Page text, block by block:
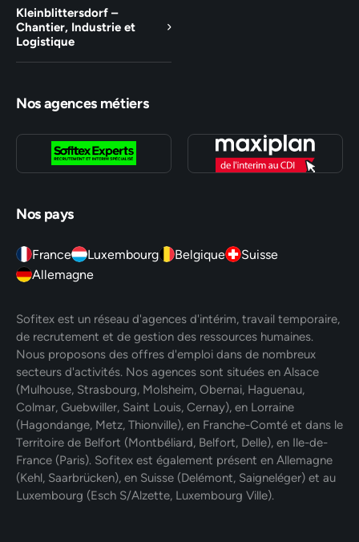
Kleinblittersdorf –
Chantier, Industrie et
Logistique
Nos agences métiers
Nos pays
France Luxembourg Belgique
Suisse
Allemagne
Sofitex est un réseau d'agences d'intérim, travail temporaire,
de recrutement et de gestion des ressources humaines.
Nous proposons des offres d'emploi dans de nombreux
secteurs d'activités. Nos agences sont situées en Alsace
(Mulhouse, Strasbourg, Molsheim, Obernai, Haguenau,
Colmar, Guebwiller, Saint Louis, Cernay), en Lorraine
(Hagondange, Metz, Thionville), en Franche-Comté et dans le
Territoire de Belfort (Montbéliard, Belfort, Delle), en Ile-de-
France (Paris). Sofitex est également présent en Allemagne
(Kehl, Saarbrücken), en Suisse (Delémont, Saigneléger) et au
Luxembourg (Esch S/Alzette, Luxembourg Ville).